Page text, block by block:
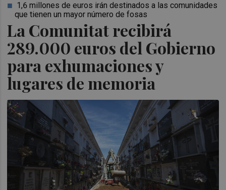
La Comunitat recibirá
289.000 euros del Gobierno
para exhumaciones y
lugares de memoria
1,6 millones de euros irán destinados a las comunidades
que tienen un mayor número de fosas